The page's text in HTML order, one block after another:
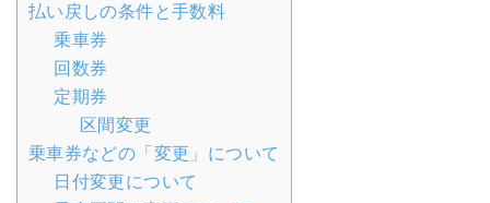
払い戻しの条件と手数料
乗車券
回数券
定期券
区間変更
乗車券などの「変更」について
日付変更について